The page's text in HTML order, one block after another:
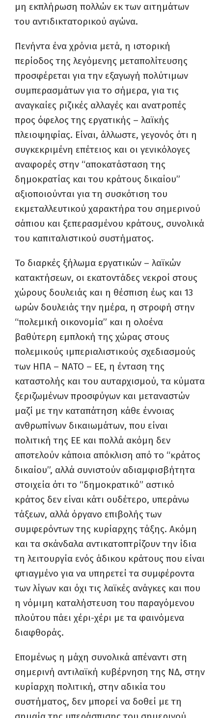
μη εκπλήρωση πολλών εκ των αιτημάτων
του αντιδικτατορικού αγώνα.
Πενήντα ένα χρόνια μετά, η ιστορική
περίοδος της λεγόμενης μεταπολίτευσης
προσφέρεται για την εξαγωγή πολύτιμων
συμπερασμάτων για το σήμερα, για τις
αναγκαίες ριζικές αλλαγές και ανατροπές
προς όφελος της εργατικής – λαϊκής
πλειοψηφίας. Είναι, άλλωστε, γεγονός ότι η
συγκεκριμένη επέτειος και οι γενικόλογες
αναφορές στην “αποκατάσταση της
δημοκρατίας και του κράτους δικαίου”
αξιοποιούνται για τη συσκότιση του
εκμεταλλευτικού χαρακτήρα του σημερινού
σάπιου και ξεπερασμένου κράτους, συνολικά
του καπιταλιστικού συστήματος.
Το διαρκές ξήλωμα εργατικών – λαϊκών
κατακτήσεων, οι εκατοντάδες νεκροί στους
χώρους δουλειάς και η θέσπιση έως και 13
ωρών δουλειάς την ημέρα, η στροφή στην
“πολεμική οικονομία” και η ολοένα
βαθύτερη εμπλοκή της χώρας στους
πολεμικούς ιμπεριαλιστικούς σχεδιασμούς
των ΗΠΑ – ΝΑΤΟ – ΕΕ, η ένταση της
καταστολής και του αυταρχισμού, τα κύματα
ξεριζωμένων προσφύγων και μεταναστών
μαζί με την καταπάτηση κάθε έννοιας
ανθρωπίνων δικαιωμάτων, που είναι
πολιτική της ΕΕ και πολλά ακόμη δεν
αποτελούν κάποια απόκλιση από το “κράτος
δικαίου”, αλλά συνιστούν αδιαμφισβήτητα
στοιχεία ότι το “δημοκρατικό” αστικό
κράτος δεν είναι κάτι ουδέτερο, υπεράνω
τάξεων, αλλά όργανο επιβολής των
συμφερόντων της κυρίαρχης τάξης. Ακόμη
και τα σκάνδαλα αντικατοπτρίζουν την ίδια
τη λειτουργία ενός άδικου κράτους που είναι
φτιαγμένο για να υπηρετεί τα συμφέροντα
των λίγων και όχι τις λαϊκές ανάγκες και που
η νόμιμη καταλήστευση του παραγόμενου
πλούτου πάει χέρι-χέρι με τα φαινόμενα
διαφθοράς.
Επομένως η μάχη συνολικά απέναντι στη
σημερινή αντιλαϊκή κυβέρνηση της ΝΔ, στην
κυρίαρχη πολιτική, στην αδικία του
συστήματος, δεν μπορεί να δοθεί με τη